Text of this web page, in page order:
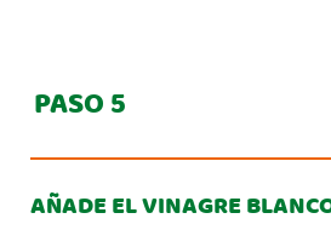
PASO5
AÑADE EL VINAGRE